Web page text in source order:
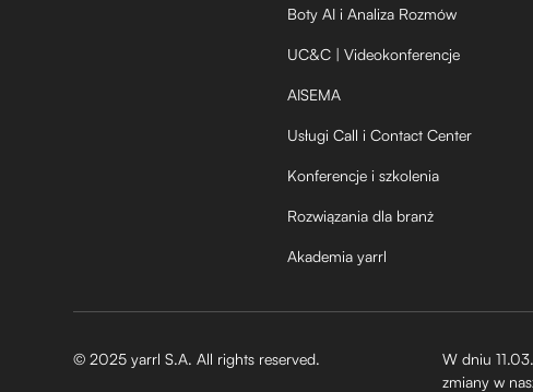
Boty AI i Analiza Rozmów
UC&C | Videokonferencje
AISEMA
Usługi Call i Contact Center
Konferencje i szkolenia
Rozwiązania dla branż
Akademia yarrl
© 2025 yarrl S.A. All rights reserved.
W dniu
zmiany w